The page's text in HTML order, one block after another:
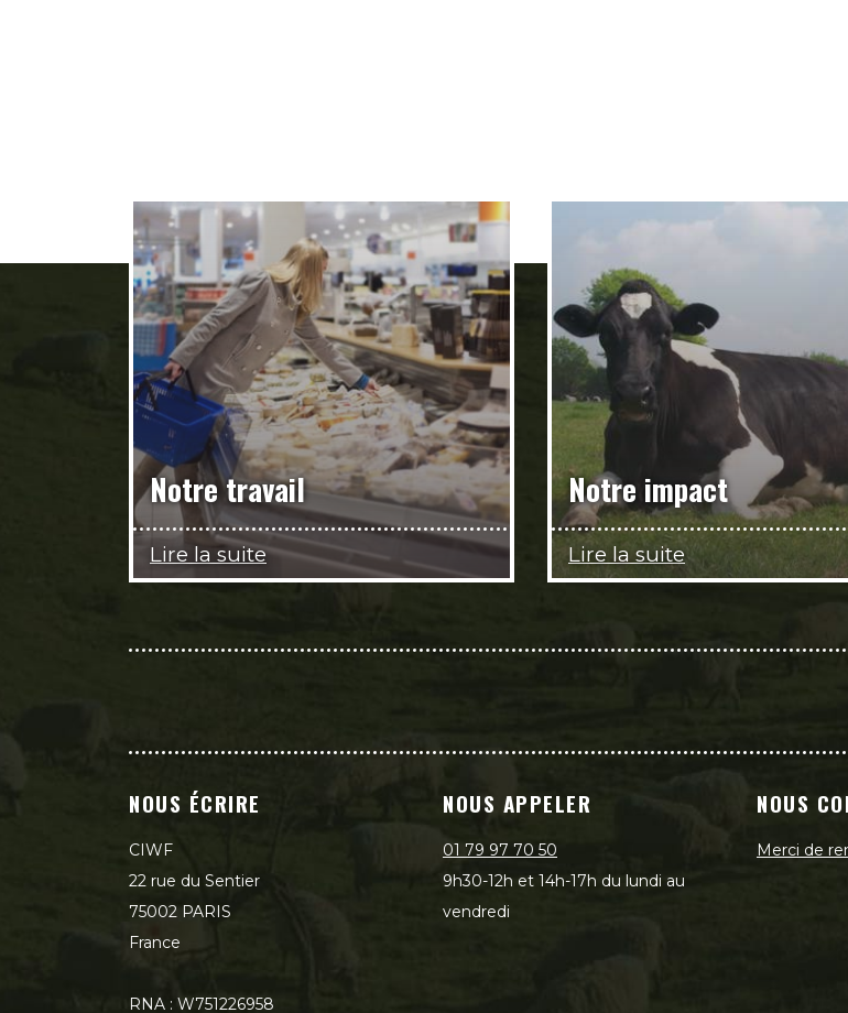
Notre travail
Lire la suite
Notre impact
Lire la suite
NOUS ÉCRIRE
CIWF
22 rue du Sentier
75002 PARIS
France
RNA : W751226958
NOUS APPELER
01 79 97 70 50
9h30-12h et 14h-17h du lundi au
vendredi
NOUS
Merci de